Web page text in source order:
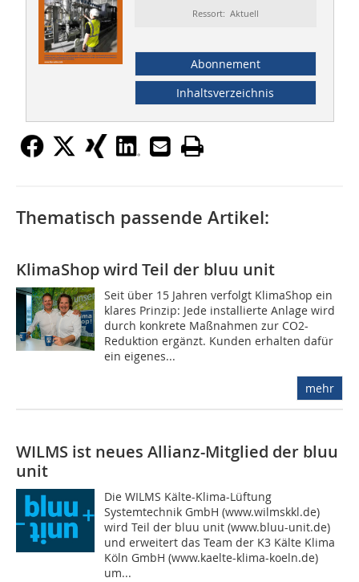
Ressort: Aktuell
Abonnement
Inhaltsverzeichnis
Thematisch passende Artikel:
KlimaShop wird Teil der bluu unit
Seit über 15 Jahren verfolgt KlimaShop ein
klares Prinzip: Jede installierte Anlage wird
durch konkrete Maßnahmen zur CO2-
Reduktion ergänzt. Kunden erhalten dafür
ein eigenes...
mehr
WILMS ist neues Allianz-Mitglied der bluu
unit
Die WILMS Kälte-Klima-Lüftung
Systemtechnik GmbH (www.wilmskkl.de)
wird Teil der bluu unit (www.bluu-unit.de)
und erweitert das Team der K3 Kälte Klima
Köln GmbH (www.kaelte-klima-koeln.de)
um...